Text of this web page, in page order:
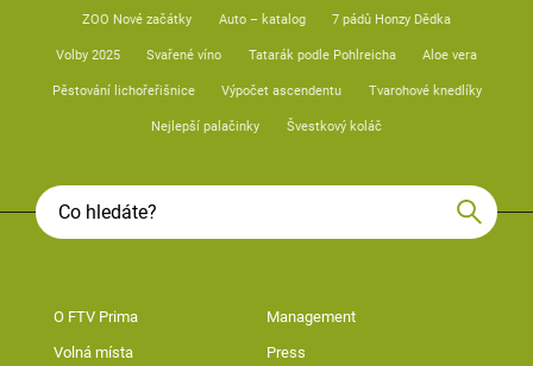
ZOO Nové začátky Auto – katalog 7 pádů Honzy Dědka
Volby 2025 Svařené víno Tatarák podle Pohlreicha Aloe vera
Pěstování lichořeřišnice Výpočet ascendentu Tvarohové knedlíky
Nejlepší palačinky Švestkový koláč
O FTV Prima Management
Volná místa Press